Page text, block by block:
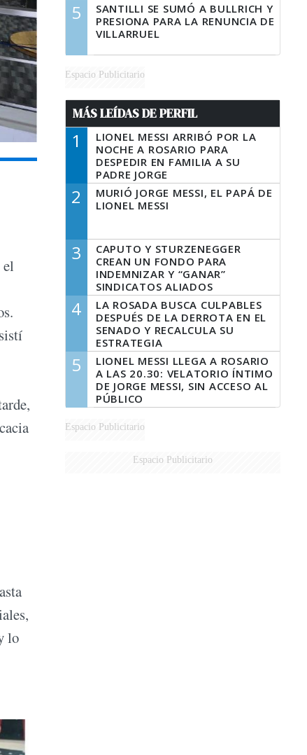
lo
5
SANTILLI SE SUMÓ A BULLRICH Y
PRESIONA PARA LA RENUNCIA DE
VILLARRUEL
Espacio Publicitario
MÁS LEÍDAS DE PERFIL
1
LIONEL MESSI ARRIBÓ POR LA
NOCHE A ROSARIO PARA
DESPEDIR EN FAMILIA A SU
PADRE JORGE
2
MURIÓ JORGE MESSI, EL PAPÁ DE
LIONEL MESSI
3
CAPUTO Y STURZENEGGER
CREAN UN FONDO PARA
INDEMNIZAR Y “GANAR”
SINDICATOS ALIADOS
4
LA ROSADA BUSCA CULPABLES
DESPUÉS DE LA DERROTA EN EL
SENADO Y RECALCULA SU
ESTRATEGIA
5
LIONEL MESSI LLEGA A ROSARIO
A LAS 20.30: VELATORIO ÍNTIMO
DE JORGE MESSI, SIN ACCESO AL
PÚBLICO
Espacio Publicitario
Espacio Publicitario